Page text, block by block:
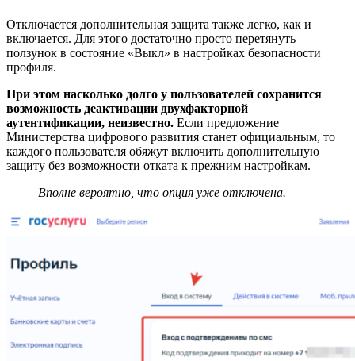
Отключается дополнительная защита также легко, как и
включается. Для этого достаточно просто перетянуть
ползунок в состояние «Выкл» в настройках безопасности
профиля.
При этом насколько долго у пользователей сохранится
возможность деактивации двухфакторной
аутентификации, неизвестно. Если предложение
Министерства цифрового развития станет официальным, то
каждого пользователя обяжут включить дополнительную
защиту без возможности отката к прежним настройкам.
Вполне вероятно, что опция уже отключена.